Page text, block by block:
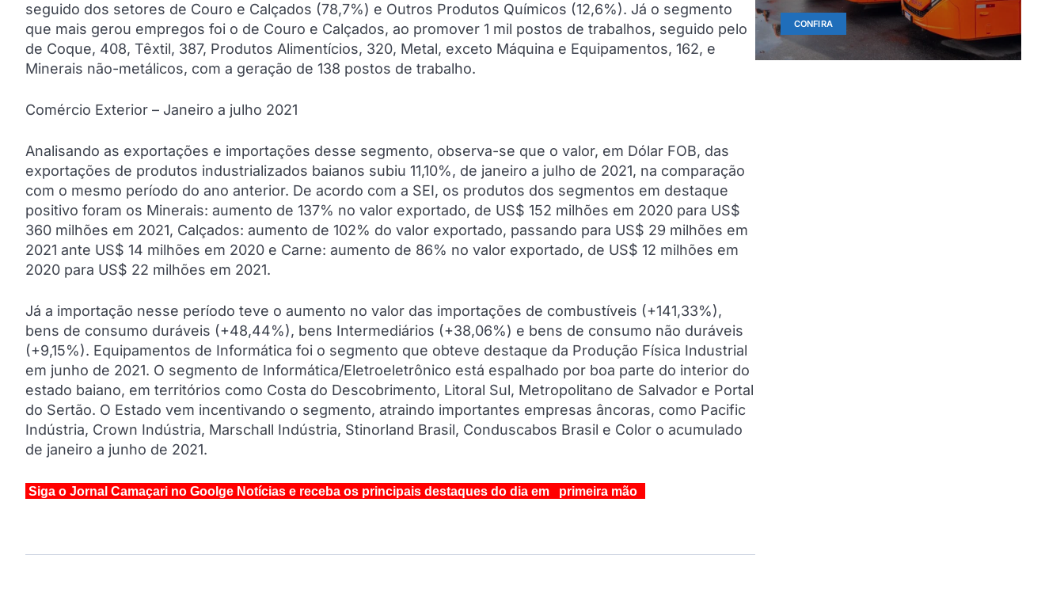
seguido dos setores de Couro e Calçados (78,7%) e Outros Produtos Químicos (12,6%). Já o segmento
que mais gerou empregos foi o de Couro e Calçados, ao promover 1 mil postos de trabalhos, seguido pelo
de Coque, 408, Têxtil, 387, Produtos Alimentícios, 320, Metal, exceto Máquina e Equipamentos, 162, e
Minerais não-metálicos, com a geração de 138 postos de trabalho.
Comércio Exterior – Janeiro a julho 2021
Analisando as exportações e importações desse segmento, observa-se que o valor, em Dólar FOB, das
exportações de produtos industrializados baianos subiu 11,10%, de janeiro a julho de 2021, na comparação
com o mesmo período do ano anterior. De acordo com a SEI, os produtos dos segmentos em destaque
positivo foram os Minerais: aumento de 137% no valor exportado, de US$ 152 milhões em 2020 para US$
360 milhões em 2021, Calçados: aumento de 102% do valor exportado, passando para US$ 29 milhões em
2021 ante US$ 14 milhões em 2020 e Carne: aumento de 86% no valor exportado, de US$ 12 milhões em
2020 para US$ 22 milhões em 2021.
Já a importação nesse período teve o aumento no valor das importações de combustíveis (+141,33%),
bens de consumo duráveis (+48,44%), bens Intermediários (+38,06%) e bens de consumo não duráveis
(+9,15%). Equipamentos de Informática foi o segmento que obteve destaque da Produção Física Industrial
em junho de 2021. O segmento de Informática/Eletroeletrônico está espalhado por boa parte do interior do
estado baiano, em territórios como Costa do Descobrimento, Litoral Sul, Metropolitano de Salvador e Portal
do Sertão. O Estado vem incentivando o segmento, atraindo importantes empresas âncoras, como Pacific
Indústria, Crown Indústria, Marschall Indústria, Stinorland Brasil, Conduscabos Brasil e Color o acumulado
de janeiro a junho de 2021.
Siga o Jornal Camaçari no Goolge Notícias e receba os principais destaques do dia em primeira mão
CONFIRA